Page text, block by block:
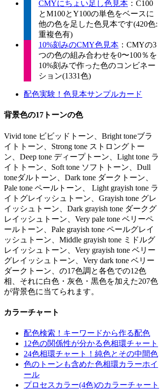
CMYにちょい足し色見本 ：C100
とM100とY100の単色をベースに
他の色を足した色見本です(420色:
重複色有)
10%刻みのCMY色見本 ：CMYの3
つの色の組み合わせを0〜100％を
10%刻みで作った色のコンビネー
ション(1331色)
配色実験！色見本サンプルカード
背景色の17トーンの色
Vivid tone ビビッドトーン、Bright toneブラ
イトトーン、Strong tone ストロングトー
ン、Deep tone ディープトーン、Light tone ラ
イトトーン、Soft tone ソフトトーン、Dull
toneダルトーン、Dark tone ダークトーン、
Pale tone ペールトーン、 Light grayish tone ラ
イトグレイッシュトーン、Grayish tone グレ
イッシュトーン、Dark grayish tone ダークグ
レイッシュトーン、Very pale tone ベリーペ
ールトーン、Pale grayish tone ペールグレイ
ッシュトーン、Middle grayish tone ミドルグ
レイッシュトーン、Very grayish tone ベリー
グレイッシュトーン、Very dark tone ベリー
ダークトーン、の17色調と各色での12色
相、それに白色・灰色・黒色を加えた207色
が背景色に当てられます。
カラーチャート
配色検索！キーワードから作る配色
12色の関係性が分かる色相環チャート
24色相環チャート！純色とその中間色
色のトーンも含めた色相環カラーホイ
ール
プロセスカラー(4色)のカラーチャート